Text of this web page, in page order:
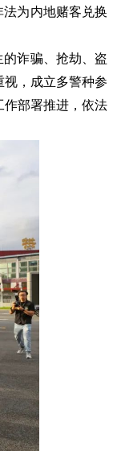
为内地赌客兑换
诈骗、抢劫、盗
，成立多警种参
作部署推进，依法